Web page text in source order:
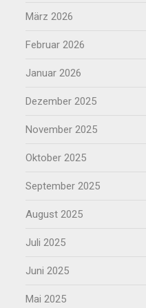
März 2026
Februar 2026
Januar 2026
Dezember 2025
November 2025
Oktober 2025
September 2025
August 2025
Juli 2025
Juni 2025
Mai 2025